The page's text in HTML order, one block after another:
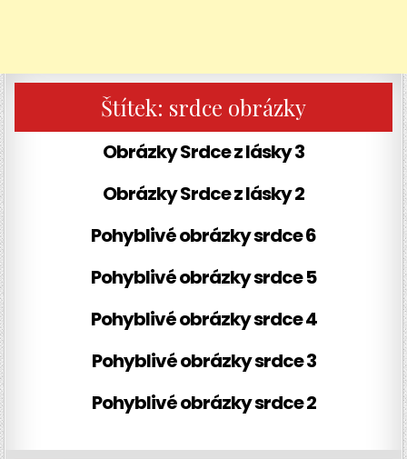
Štítek: srdce obrázky
Obrázky Srdce z lásky 3
Obrázky Srdce z lásky 2
Pohyblivé obrázky srdce 6
Pohyblivé obrázky srdce 5
Pohyblivé obrázky srdce 4
Pohyblivé obrázky srdce 3
Pohyblivé obrázky srdce 2